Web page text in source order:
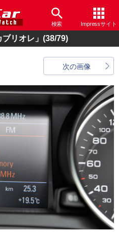
検索 Impressサイト
リオレ」 (38/79)
次の画像